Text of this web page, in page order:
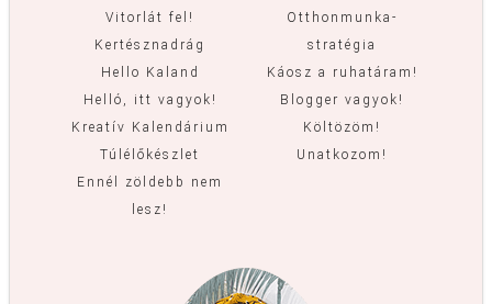
Vitorlát fel!
Kertésznadrág
Hello Kaland
Helló, itt vagyok!
Kreatív Kalendárium
Túlélőkészlet
Ennél zöldebb nem
lesz!
Otthonmunka-
stratégia
Káosz a ruhatáram!
Blogger vagyok!
Költözöm!
Unatkozom!